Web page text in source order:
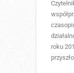
roku